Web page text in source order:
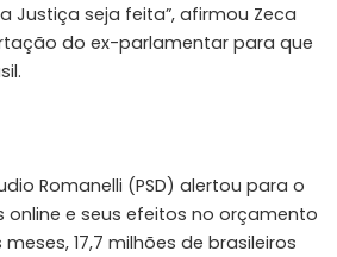
Justiça seja feita”, afirmou Zeca
do ex-parlamentar para que
Romanelli (PSD) alertou para o
e seus efeitos no orçamento
17,7 milhões de brasileiros